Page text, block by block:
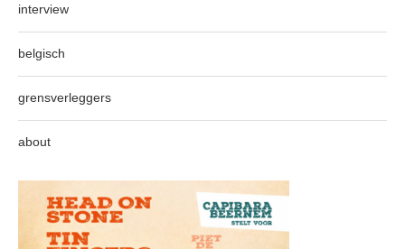
interview
belgisch
grensverleggers
about